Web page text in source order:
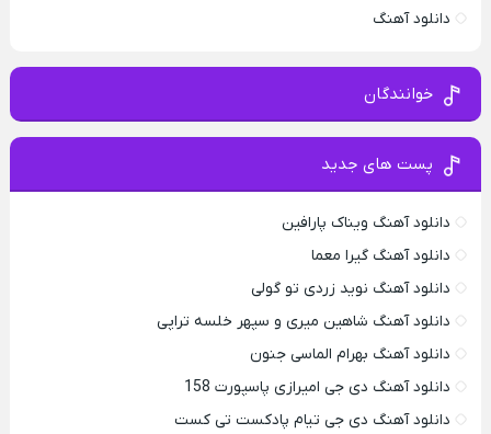
دانلود آهنگ
خوانندگان
پست های جدید
دانلود آهنگ ویناک پارافین
دانلود آهنگ گیرا معما
دانلود آهنگ نوید زردی تو گولی
دانلود آهنگ شاهین میری و سپهر خلسه تراپی
دانلود آهنگ بهرام الماسی جنون
دانلود آهنگ دی جی امیرازی پاسپورت 158
دانلود آهنگ دی جی تیام پادکست تی کست